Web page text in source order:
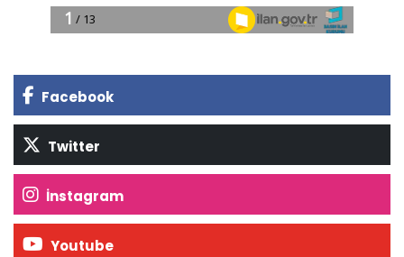
Facebook
Twitter
İnstagram
Youtube